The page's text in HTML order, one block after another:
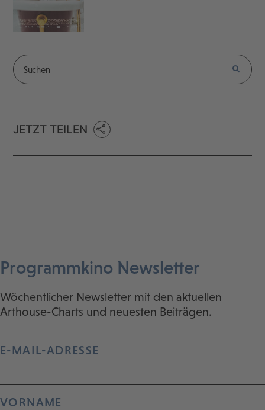
JETZT TEILEN
Programmkino Newsletter
Wöchentlicher Newsletter mit den aktuellen
Arthouse-Charts und neuesten Beiträgen.
E-MAIL-ADRESSE
VORNAME